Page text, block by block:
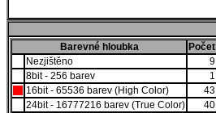
Barevné hloubka
Počet
Nezjištěno
9
8bit - 256 barev
1
16bit - 65536 barev (High Color)
43
24bit - 16777216 barev (True Color)
40